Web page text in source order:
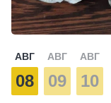
АВГ
08
АВГ
09
АВГ
10